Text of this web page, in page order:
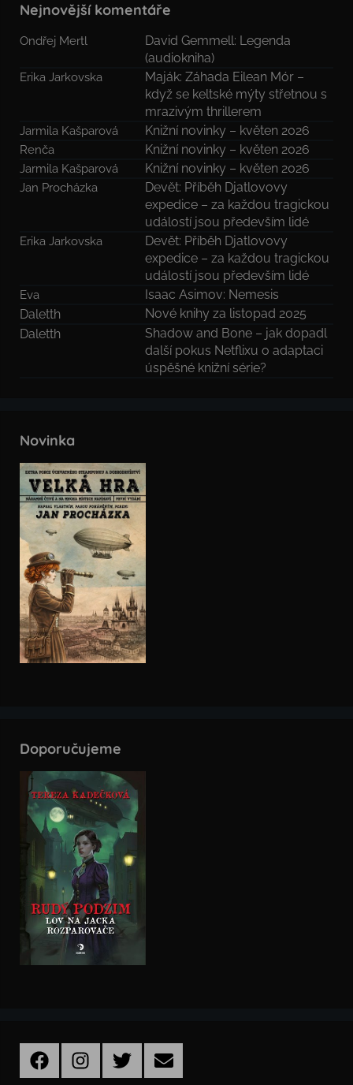
Nejnovější komentáře
Ondřej Mertl
David Gemmell: Legenda
(audiokniha)
Erika Jarkovska
Maják: Záhada Eilean Mór –
když se keltské mýty střetnou s
mrazivým thrillerem
Jarmila Kašparová Knižní novinky – květen 2026
Renča Knižní novinky – květen 2026
Jarmila Kašparová Knižní novinky – květen 2026
Jan Procházka
Devět: Příběh Djatlovovy
expedice – za každou tragickou
událostí jsou především lidé
Erika Jarkovska
Devět: Příběh Djatlovovy
expedice – za každou tragickou
událostí jsou především lidé
Eva
Isaac Asimov: Nemesis
Daletth
Nové knihy za listopad 2025
Daletth
Shadow and Bone – jak dopadl
další pokus Netflixu o adaptaci
úspěšné knižní série?
Novinka
Doporučujeme
FacebookInstagramTwitter Email